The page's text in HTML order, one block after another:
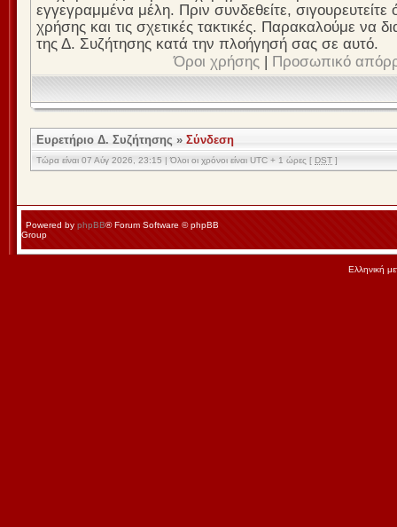
εγγεγραμμένα μέλη. Πριν συνδεθείτε, σιγουρευτείτε
χρήσης και τις σχετικές τακτικές. Παρακαλούμε να
της Δ. Συζήτησης κατά την πλοήγησή σας σε αυτό.
Όροι χρήσης | Προσωπικό
Ευρετήριο Δ. Συζήτησης » Σύνδεση
Τώρα είναι 07 Αύγ 2026, 23:15 | Όλοι οι χρόνοι είναι UTC + 1 ώρες [ DST ]
Powered by phpBB® Forum Software © phpBB
Group
Ελληνική